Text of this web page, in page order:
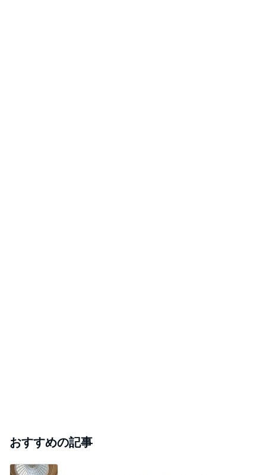
おすすめの記事